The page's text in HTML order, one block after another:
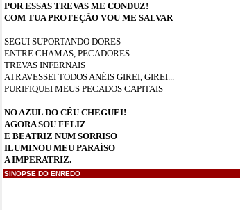
POR ESSAS TREVAS ME CONDUZ!
COM TUA PROTEÇÃO VOU ME SALVAR
SEGUI SUPORTANDO DORES
ENTRE CHAMAS, PECADORES...
TREVAS INFERNAIS
ATRAVESSEI TODOS ANÉIS GIREI, GIREI...
PURIFIQUEI MEUS PECADOS CAPITAIS
NO AZUL DO CÉU CHEGUEI!
AGORA SOU FELIZ
E BEATRIZ NUM SORRISO
ILUMINOU MEU PARAÍSO
A IMPERATRIZ.
SINOPSE DO ENREDO